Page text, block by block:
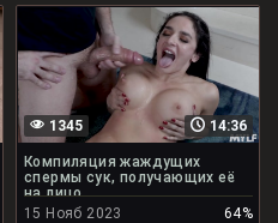
14:36
1345
Компиляция жаждущих
спермы сук, получающих её
на лицо
15 Нояб 2023
64%